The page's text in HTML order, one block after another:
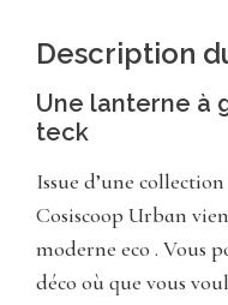
Description
Une lanterne à
teck
Issue d’une
Cosiscoop Urban
moderne eco . Vous
déco où que vous